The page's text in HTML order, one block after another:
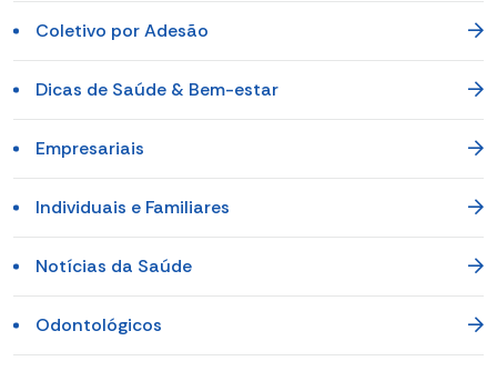
Coletivo por Adesão
Dicas de Saúde & Bem-estar
Empresariais
Individuais e Familiares
Notícias da Saúde
Odontológicos